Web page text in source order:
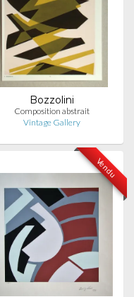
Bozzolini
Composition abstrait
Vintage Gallery
Vendu